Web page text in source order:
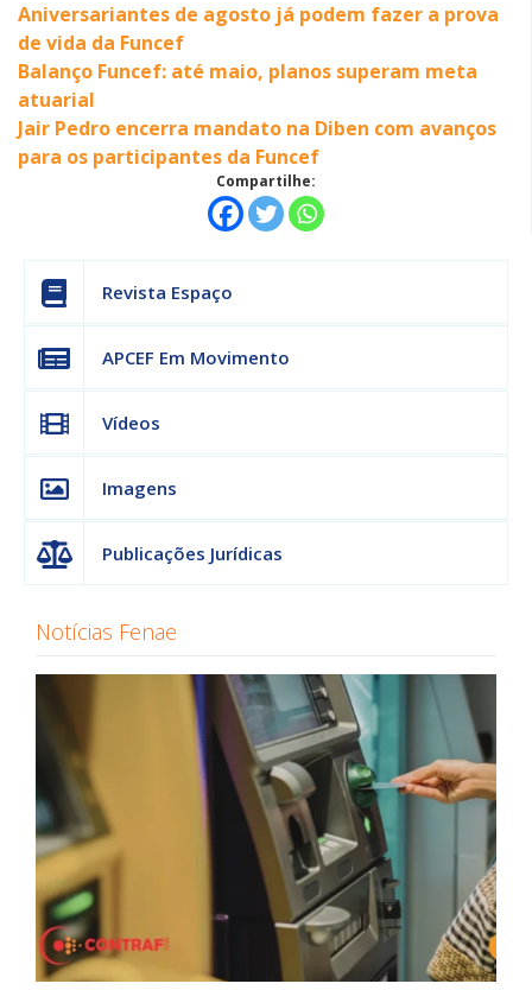
Aniversariantes de agosto já podem fazer a prova
de vida da Funcef
Balanço Funcef: até maio, planos superam meta
atuarial
Jair Pedro encerra mandato na Diben com avanços
para os participantes da Funcef
Compartilhe:
Revista Espaço
APCEF Em Movimento
Vídeos
Imagens
Publicações Jurídicas
Notícias Fenae